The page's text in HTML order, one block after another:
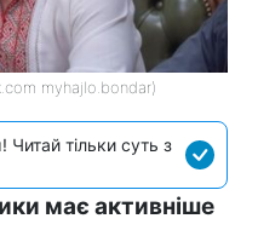
myhajlo.bondar)
тільки суть з
має активніше